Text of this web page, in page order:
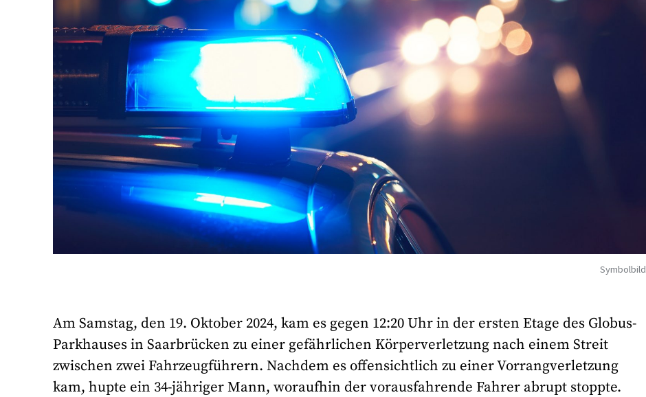
Symbolbild
Am Samstag, den 19. Oktober 2024, kam es gegen 12:20 Uhr in der ersten Etage des Globus-
Parkhauses in Saarbrücken zu einer gefährlichen Körperverletzung nach einem Streit
zwischen zwei Fahrzeugführern. Nachdem es offensichtlich zu einer Vorrangverletzung
kam, hupte ein 34-jähriger Mann, woraufhin der vorausfahrende Fahrer abrupt stoppte.